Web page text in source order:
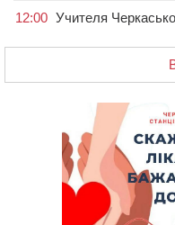
12:00 Учителя
На Черкащині
У Вільшанській
захисником,
Всі опинилися в
автомобілі та
На Черкащині
нарахують 3%